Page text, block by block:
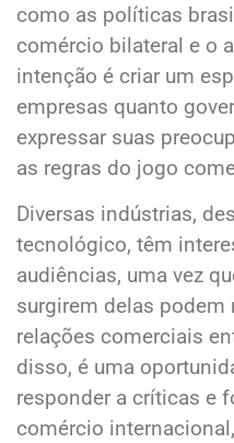
como as políticas
comércio bilateral e o
intenção é criar um
empresas quanto
expressar suas
as regras do jogo
Diversas indústrias,
tecnológico, têm
audiências, uma vez
surgirem delas podem
relações comerciais
disso, é uma
responder a críticas e
comércio